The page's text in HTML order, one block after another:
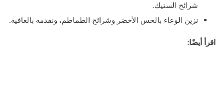
شرائح الستيك.
نزين الوعاء بالخس الأخضر وشرائح الطماطم، ونقدمه بالعافية.
اقرأ أيضًا: